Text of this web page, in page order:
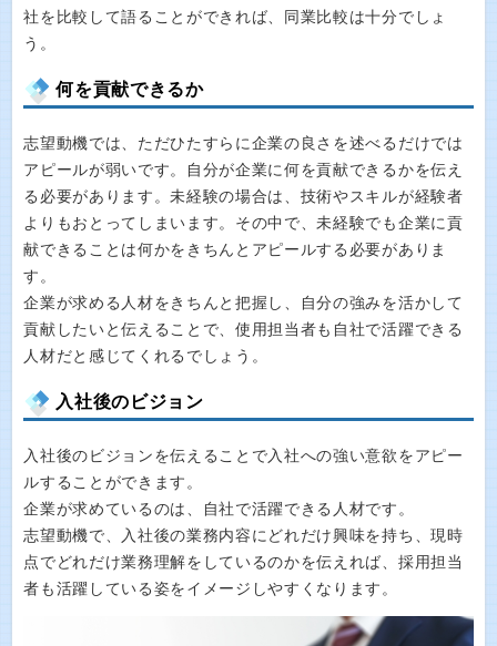
社を比較して語ることができれば、同業比較は十分でしょ
う。
何を貢献できるか
志望動機では、ただひたすらに企業の良さを述べるだけでは
アピールが弱いです。自分が企業に何を貢献できるかを伝え
る必要があります。未経験の場合は、技術やスキルが経験者
よりもおとってしまいます。その中で、未経験でも企業に貢
献できることは何かをきちんとアピールする必要がありま
す。
企業が求める人材をきちんと把握し、自分の強みを活かして
貢献したいと伝えることで、使用担当者も自社で活躍できる
人材だと感じてくれるでしょう。
入社後のビジョン
入社後のビジョンを伝えることで入社への強い意欲をアピー
ルすることができます。
企業が求めているのは、自社で活躍できる人材です。
志望動機で、入社後の業務内容にどれだけ興味を持ち、現時
点でどれだけ業務理解をしているのかを伝えれば、採用担当
者も活躍している姿をイメージしやすくなります。